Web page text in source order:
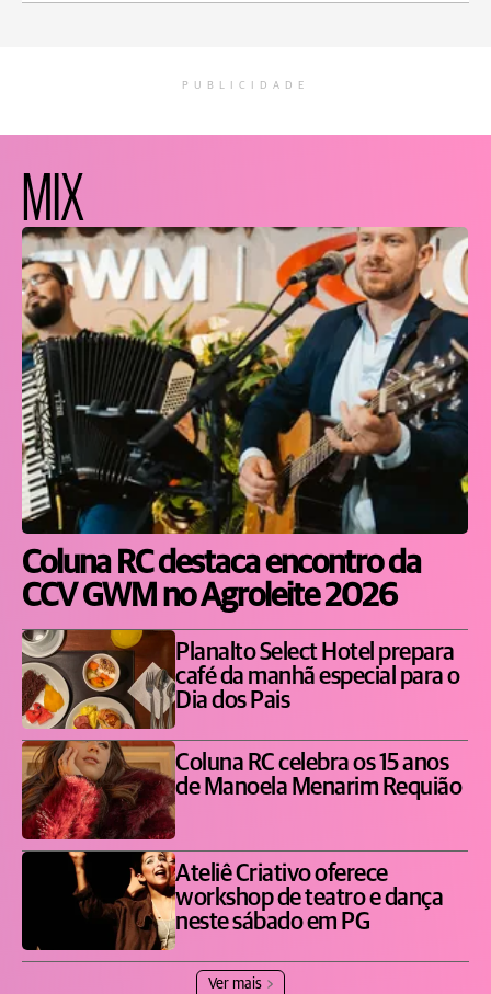
PUBLICIDADE
MIX
Coluna RC destaca encontro da
CCV GWM no Agroleite 2026
Planalto Select Hotel prepara
café da manhã especial para o
Dia dos Pais
Coluna RC celebra os 15 anos
de Manoela Menarim Requião
Ateliê Criativo oferece
workshop de teatro e dança
neste sábado em PG
Ver mais